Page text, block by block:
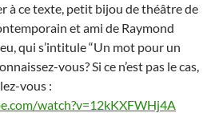
à ce texte, petit bijou de théâtre de
et ami de Raymond
qui s’intitule “Un mot pour un
vous? Si ce n’est pas le cas,
vous :
watch?v=12kKXFWHj4A